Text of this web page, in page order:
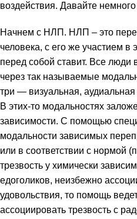
воздействия. Давайте
Начнем с НЛП. НЛП – это
человека, с его же участием в
перед собой ставит. Все
через так называемые
три — визуальная, аудиальная
В этих-то модальностях
зависимости. С помощью
модальности зависимых
или в соответствии с нормой
трезвость у химически
едоголиков, неизбежно
удовольствия, то помощь
ассоциировать трезвость с